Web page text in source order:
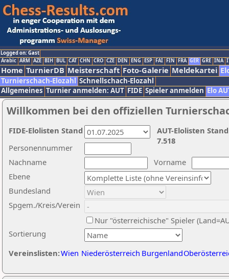
Logged on: Gast
Arabic ARM AZE BIH BUL CAT CHN CRO CZE DEN ENG ESP FAI FIN FRA GER GRE INA
Home TurnierDB Meisterschaft Foto-Galerie Meldekartei
Turnierschach-Elozahl Schnellschach-Elozahl
Allgemeines Turnier anmelden: AUT FIDE Spieler anmelden Elo
Willkommen bei den offiziellen
Nachname
Vorname
Ebene
Sortierung
Personennummer
Bundesland
Spgem./Kreis/Verein
Nur "österreichische" Spieler
Vereinslisten:Wien Niederösterreich Burgenland
AUT-Elolisten
7.518
FIDE-Elolisten Stand